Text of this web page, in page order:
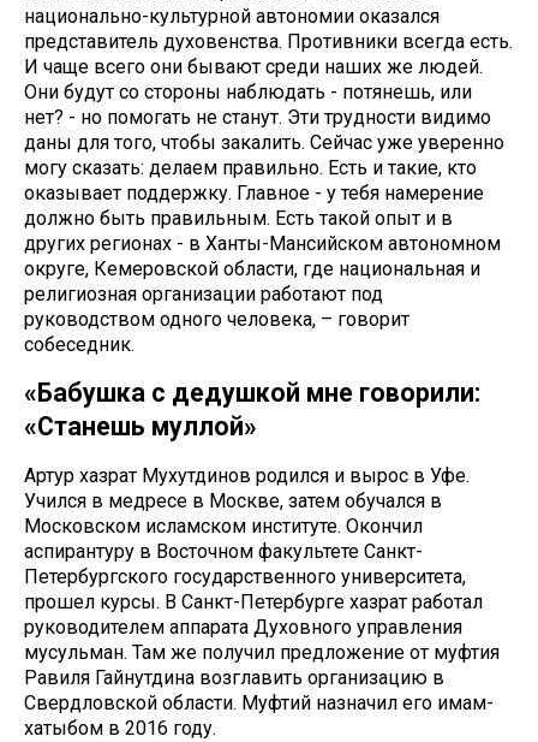
национально-культурной автономии оказался
представитель духовенства. Противники всегда есть.
И чаще всего они бывают среди наших же людей.
Они будут со стороны наблюдать - потянешь, или
нет? - но помогать не станут. Эти трудности видимо
даны для того, чтобы закалить. Сейчас уже уверенно
могу сказать: делаем правильно. Есть и такие, кто
оказывает поддержку. Главное - у тебя намерение
должно быть правильным. Есть такой опыт и в
других регионах - в Ханты-Мансийском автономном
округе, Кемеровской области, где национальная и
религиозная организации работают под
руководством одного человека, – говорит
собеседник.
«Бабушка с дедушкой мне говорили:
«Станешь муллой»
Артур хазрат Мухутдинов родился и вырос в Уфе.
Учился в медресе в Москве, затем обучался в
Московском исламском институте. Окончил
аспирантуру в Восточном факультете Санкт-
Петербургского государственного университета,
прошел курсы. В Санкт-Петербурге хазрат работал
руководителем аппарата Духовного управления
мусульман. Там же получил предложение от муфтия
Равиля Гайнутдина возглавить организацию в
Свердловской области. Муфтий назначил его имам-
хатыбом в 2016 году.